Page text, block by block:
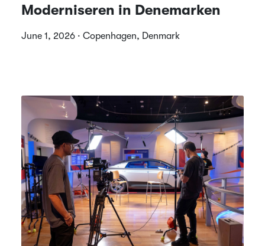
Moderniseren in Denemarken
June 1, 2026 · Copenhagen, Denmark